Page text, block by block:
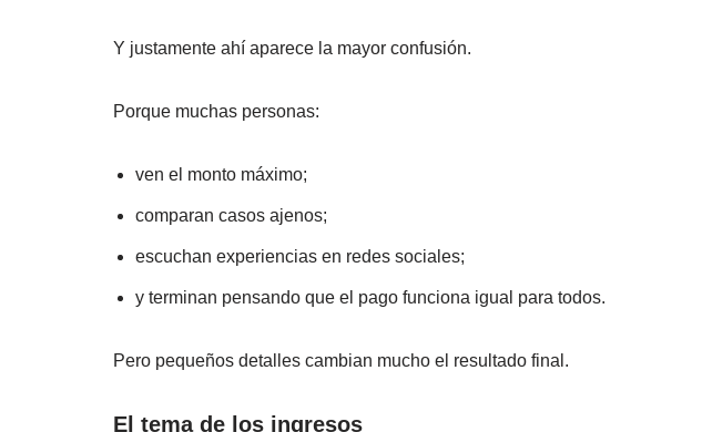
Y justamente ahí aparece la mayor confusión.
Porque muchas personas:
ven el monto máximo;
comparan casos ajenos;
escuchan experiencias en redes sociales;
y terminan pensando que el pago funciona igual para todos.
Pero pequeños detalles cambian mucho el resultado final.
El tema de los ingresos